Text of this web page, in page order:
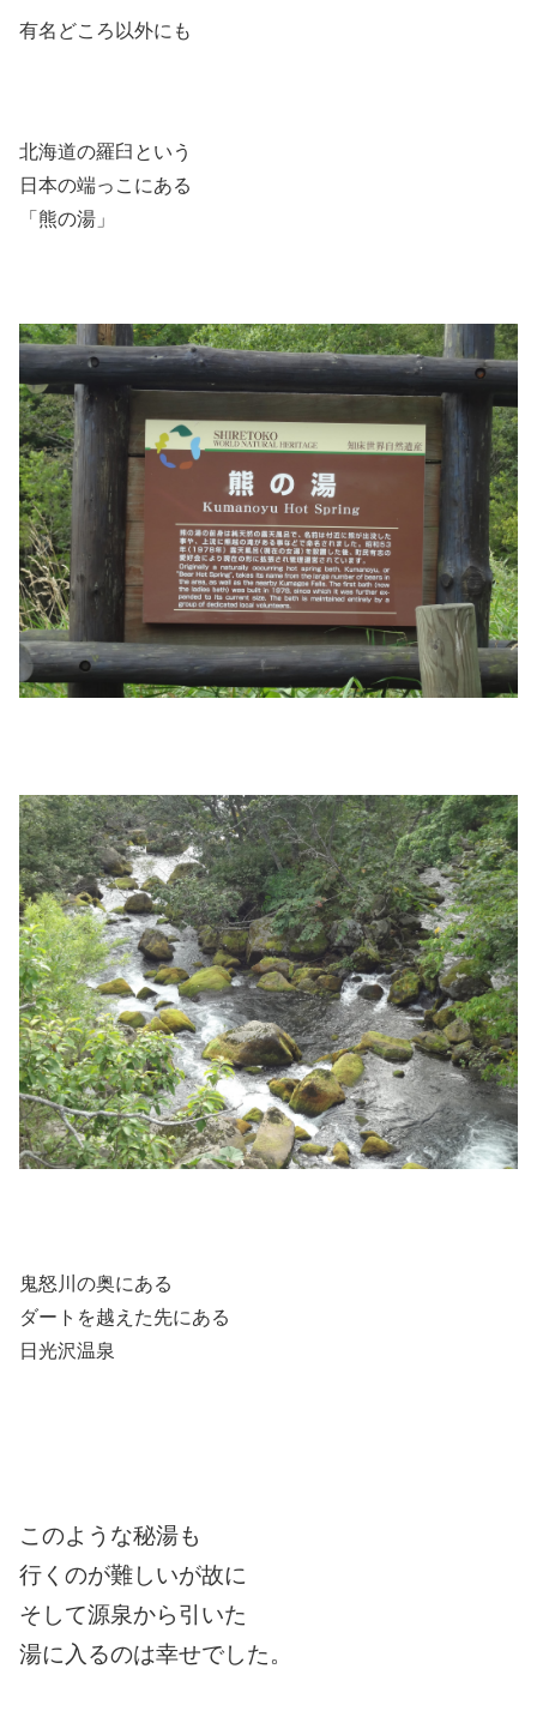
有名どころ以外にも
北海道の羅臼という
日本の端っこにある
「熊の湯」
鬼怒川の奥にある
ダートを越えた先にある
日光沢温泉
このような秘湯も
行くのが難しいが故に
そして源泉から引いた
湯に入るのは幸せでした。